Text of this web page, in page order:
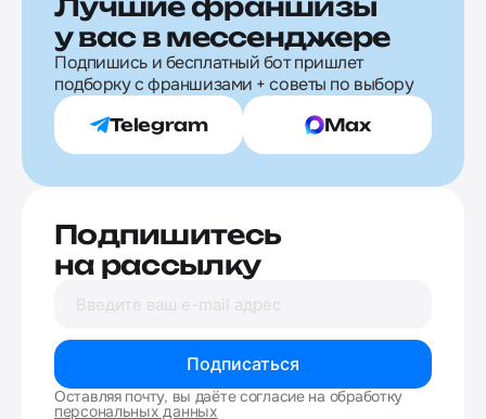
у вас в мессенджере
Подпишись и бесплатный бот пришлет
подборку с франшизами + советы по выбору
Telegram Max
Подпишитесь
на рассылку
Подписаться
Оставляя почту, вы даёте согласие на обработку
персональных данных